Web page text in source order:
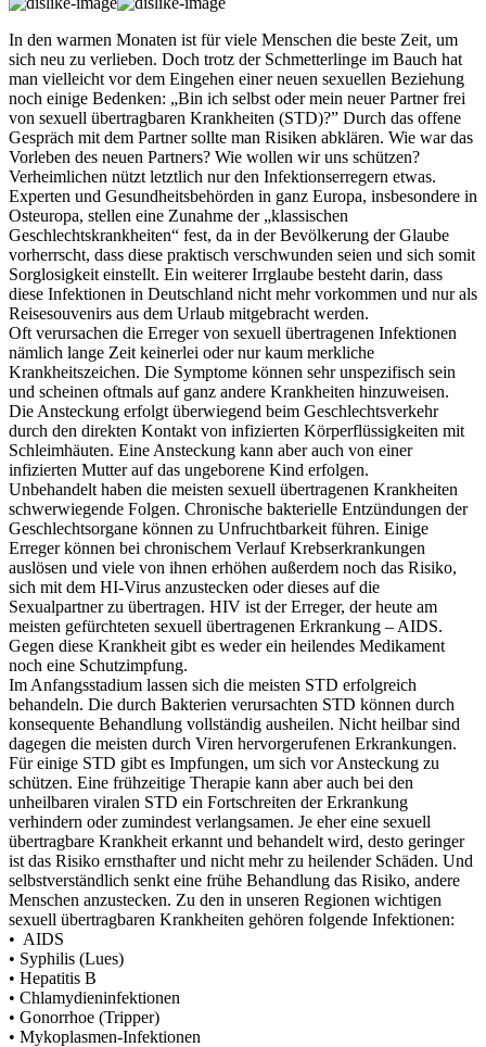
In den warmen Monaten ist für viele Menschen die beste Zeit, um
sich neu zu verlieben. Doch trotz der Schmetterlinge im Bauch hat
man vielleicht vor dem Eingehen einer neuen sexuellen Beziehung
noch einige Bedenken: „Bin ich selbst oder mein neuer Partner frei
von sexuell übertragbaren Krankheiten (STD)?” Durch das offene
Gespräch mit dem Partner sollte man Risiken abklären. Wie war das
Vorleben des neuen Partners? Wie wollen wir uns schützen?
Verheimlichen nützt letztlich nur den Infektionserregern etwas.
Experten und Gesundheitsbehörden in ganz Europa, insbesondere in
Osteuropa, stellen eine Zunahme der „klassischen
Geschlechtskrankheiten“ fest, da in der Bevölkerung der Glaube
vorherrscht, dass diese praktisch verschwunden seien und sich somit
Sorglosigkeit einstellt. Ein weiterer Irrglaube besteht darin, dass
diese Infektionen in Deutschland nicht mehr vorkommen und nur als
Reisesouvenirs aus dem Urlaub mitgebracht werden.
Oft verursachen die Erreger von sexuell übertragenen Infektionen
nämlich lange Zeit keinerlei oder nur kaum merkliche
Krankheitszeichen. Die Symptome können sehr unspezifisch sein
und scheinen oftmals auf ganz andere Krankheiten hinzuweisen.
Die Ansteckung erfolgt überwiegend beim Geschlechtsverkehr
durch den direkten Kontakt von infizierten Körperflüssigkeiten mit
Schleimhäuten. Eine Ansteckung kann aber auch von einer
infizierten Mutter auf das ungeborene Kind erfolgen.
Unbehandelt haben die meisten sexuell übertragenen Krankheiten
schwerwiegende Folgen. Chronische bakterielle Entzündungen der
Geschlechtsorgane können zu Unfruchtbarkeit führen. Einige
Erreger können bei chronischem Verlauf Krebserkrankungen
auslösen und viele von ihnen erhöhen außerdem noch das Risiko,
sich mit dem HI-Virus anzustecken oder dieses auf die
Sexualpartner zu übertragen. HIV ist der Erreger, der heute am
meisten gefürchteten sexuell übertragenen Erkrankung – AIDS.
Gegen diese Krankheit gibt es weder ein heilendes Medikament
noch eine Schutzimpfung.
Im Anfangsstadium lassen sich die meisten STD erfolgreich
behandeln. Die durch Bakterien verursachten STD können durch
konsequente Behandlung vollständig ausheilen. Nicht heilbar sind
dagegen die meisten durch Viren hervorgerufenen Erkrankungen.
Für einige STD gibt es Impfungen, um sich vor Ansteckung zu
schützen. Eine frühzeitige Therapie kann aber auch bei den
unheilbaren viralen STD ein Fortschreiten der Erkrankung
verhindern oder zumindest verlangsamen. Je eher eine sexuell
übertragbare Krankheit erkannt und behandelt wird, desto geringer
ist das Risiko ernsthafter und nicht mehr zu heilender Schäden. Und
selbstverständlich senkt eine frühe Behandlung das Risiko, andere
Menschen anzustecken. Zu den in unseren Regionen wichtigen
sexuell übertragbaren Krankheiten gehören folgende Infektionen:
• AIDS
• Syphilis (Lues)
• Hepatitis B
• Chlamydieninfektionen
• Gonorrhoe (Tripper)
• Mykoplasmen-Infektionen